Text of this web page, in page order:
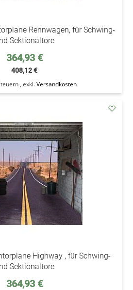
Rennwagen, für Schwing-
Sektionaltore
Sonderpreis
364,93 €
408,12 €
, exkl.Versandkosten
Highway , für Schwing-
Sektionaltore
Sonderpreis
364,93 €